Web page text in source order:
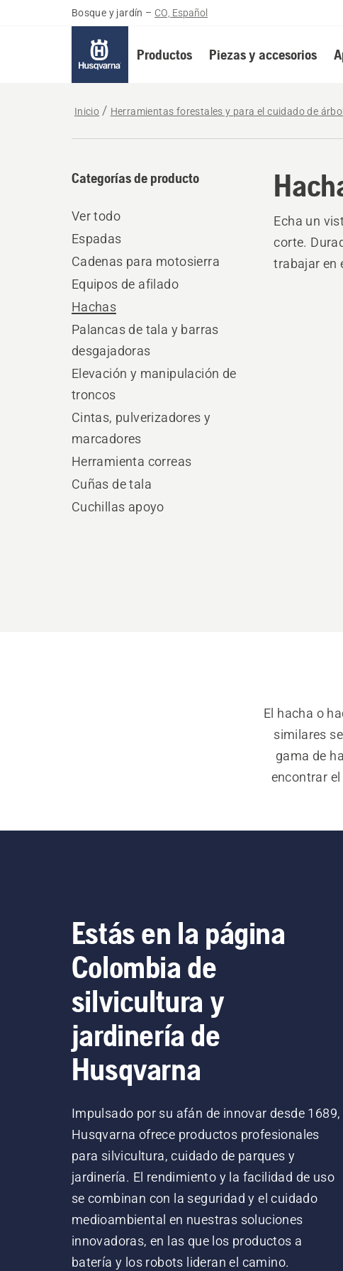
Bosque y jardín – CO, Español
Productos Piezas y accesorios
Inicio Herramientas forestales y para el cuidado de
Categorías de producto
Ver todo
Espadas
Cadenas para motosierra
Equipos de afilado
Hachas
Palancas de tala y barras
desgajadoras
Elevación y manipulación de
troncos
Cintas, pulverizadores y
marcadores
Herramienta correas
Cuñas de tala
Cuchillas apoyo
Echa un
corte.
trabajar en
El hacha o
similares
gama de
encontrar
Estás en la página
Colombia de
silvicultura y
jardinería de
Husqvarna
Impulsado por su afán de innovar desde 1689,
Husqvarna ofrece productos profesionales
para silvicultura, cuidado de parques y
jardinería. El rendimiento y la facilidad de uso
se combinan con la seguridad y el cuidado
medioambiental en nuestras soluciones
innovadoras, en las que los productos a
batería y los robots lideran el camino.